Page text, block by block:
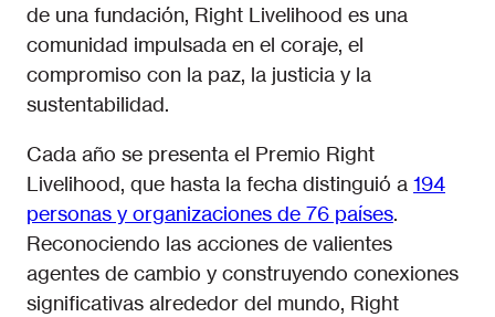
de una fundación, Right Livelihood es una
comunidad impulsada en el coraje, el
compromiso con la paz, la justicia y la
sustentabilidad.
Cada año se presenta el Premio Right
Livelihood, que hasta la fecha distinguió a 194
personas y organizaciones de 76 países.
Reconociendo las acciones de valientes
agentes de cambio y construyendo conexiones
significativas alrededor del mundo, Right